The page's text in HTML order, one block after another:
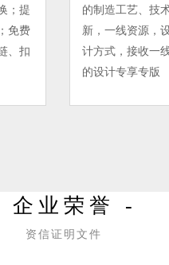
；提
免费
、扣
的制造工艺、技
新，一线资源，
计方式，接收一
的设计专享专版
企业荣誉 -
资信证明文件